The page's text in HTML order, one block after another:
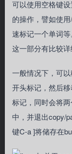
可以使用空格键
的操作，譬如使
速标记一个单词
这一部分有比较详
一般情况下，可
开头标记，然后
标记，同时会将
中，并退出copy/
键C-a ]将储存在